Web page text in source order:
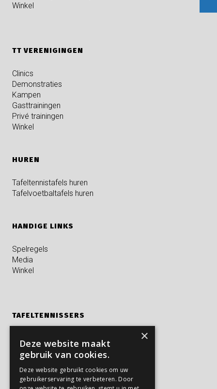
Winkel
TT VERENIGINGEN
Clinics
Demonstraties
Kampen
Gasttrainingen
Privé trainingen
Winkel
HUREN
Tafeltennistafels huren
Tafelvoetbaltafels huren
HANDIGE LINKS
Spelregels
Media
Winkel
TAFELTENNISSERS
Kampen
Privé trainingen
Verjaardagsfeestjes
×
Deze website maakt
gebruik van cookies.
Deze website gebruikt cookies om uw
gebruikerservaring te verbeteren. Door